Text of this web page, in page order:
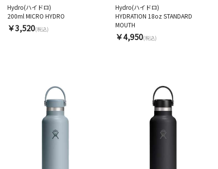
Hydro(ハイドロ)
200ml MICRO HYDRO
￥3,520(税込)
Hydro(ハイドロ)
HYDRATION 18oz STANDARD
MOUTH
￥4,950(税込)